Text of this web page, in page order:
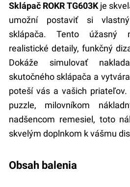
Sklápač ROKR TG603Kje
umožní postaviť si
sklápača. Tento úžasný
realistické detaily, funkčný
Dokáže simulovať
skutočného sklápača a
poteší vás a vašich
puzzle, milovníkom
nadšencom remesiel, toto
skvelým doplnkom k vášmu
Obsah balenia